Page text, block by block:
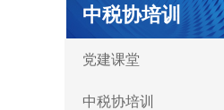
中税协培训
党建课堂
中税协培训